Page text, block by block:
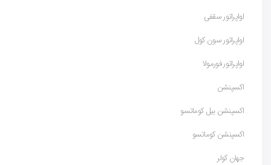
اواپراتور سقفی
اواپراتور سون کول
اواپراتور فورمولا
اکسپنشن
اکسپنشن بیل کوماتسو
اکسپنشن کوماتسو
جهان کولر